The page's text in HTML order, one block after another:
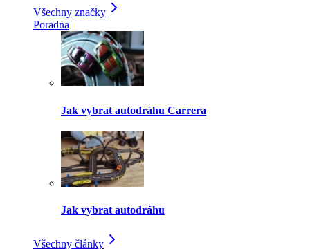
Všechny značky
Poradna
Jak vybrat autodráhu Carrera
Jak vybrat autodráhu
Všechny články